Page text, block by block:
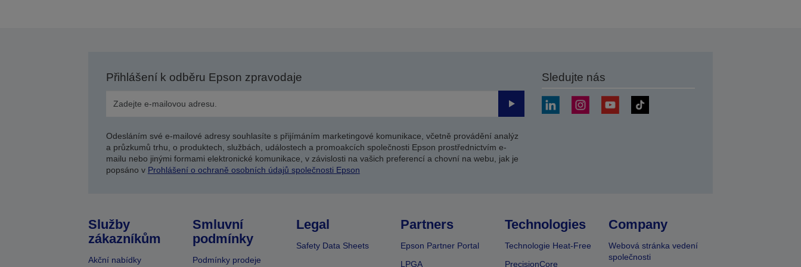
Přihlášení k odběru Epson zpravodaje
Odeslat
Odesláním své e-mailové adresy souhlasíte s přijímáním marketingové komunikace, včetně provádění analýz
a průzkumů trhu, o produktech, službách, událostech a promoakcích společnosti Epson prostřednictvím e-
mailu nebo jinými formami elektronické komunikace, v závislosti na vašich preferencí a chovní na webu, jak je
popsáno v Prohlášení o ochraně osobních údajů společnosti Epson
Sledujte nás
Služby
zákazníkům
Akční nabídky
Smluvní
podmínky
Podmínky prodeje
Legal
Safety Data Sheets
Partners
Epson Partner Portal
LPGA
Technologies
Technologie Heat-Free
PrecisionCore
Company
Webová stránka vedení
společnosti